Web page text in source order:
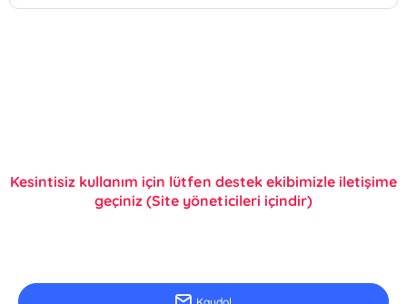
Kesintisiz kullanım için lütfen destek ekibimizle iletişime
geçiniz (Site yöneticileri içindir)